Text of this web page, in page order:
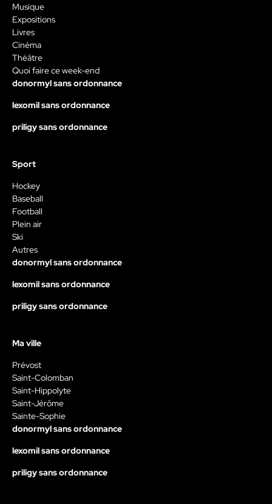
Musique
Expositions
Livres
Cinéma
Théâtre
Quoi faire ce week-end
donormyl sans ordonnance
lexomil sans ordonnance
priligy sans ordonnance
Sport
Hockey
Baseball
Football
Plein air
Ski
Autres
donormyl sans ordonnance
lexomil sans ordonnance
priligy sans ordonnance
Ma ville
Prévost
Saint-Colomban
Saint-Hippolyte
Saint-Jérôme
Sainte-Sophie
donormyl sans ordonnance
lexomil sans ordonnance
priligy sans ordonnance